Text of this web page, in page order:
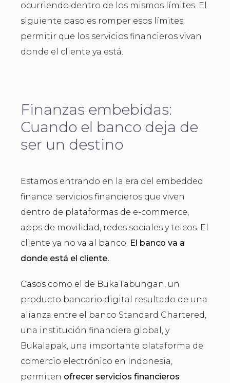
ocurriendo dentro de los mismos límites. El
siguiente paso es romper esos límites:
permitir que los servicios financieros vivan
donde el cliente ya está.
Finanzas embebidas:
Cuando el banco deja de
ser un destino
Estamos entrando en la era del embedded
finance: servicios financieros que viven
dentro de plataformas de e-commerce,
apps de movilidad, redes sociales y telcos. El
cliente ya no va al banco. El banco va a
donde está el cliente.
Casos como el de BukaTabungan, un
producto bancario digital resultado de una
alianza entre el banco Standard Chartered,
una institución financiera global, y
Bukalapak, una importante plataforma de
comercio electrónico en Indonesia,
permiten ofrecer servicios financieros